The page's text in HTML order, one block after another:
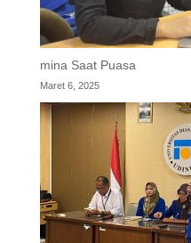
mina Saat Puasa
Maret 6, 2025